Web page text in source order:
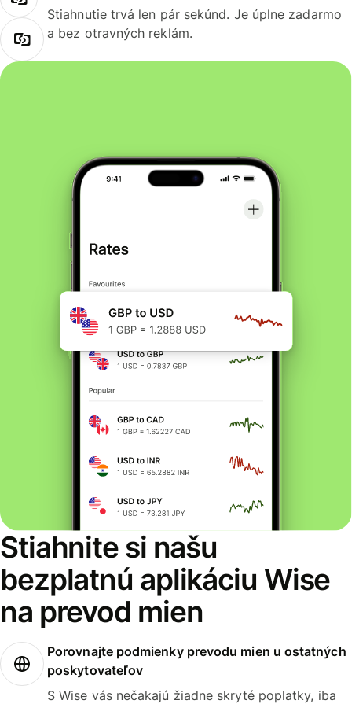
Stiahnutie trvá len pár sekúnd. Je úplne zadarmo
a bez otravných reklám.
Stiahnite si našu
bezplatnú aplikáciu Wise
na prevod mien
Porovnajte podmienky prevodu mien u ostatných
poskytovateľov
S Wise vás nečakajú žiadne skryté poplatky, iba